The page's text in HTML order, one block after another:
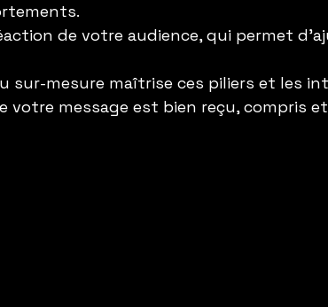
de votre audience, qui permet
sur-mesure maîtrise ces piliers et les
votre message est bien reçu, compris